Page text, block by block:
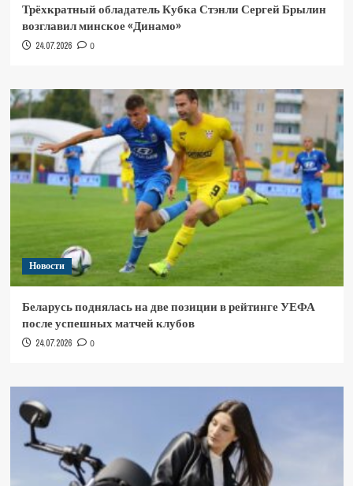
Трёхкратный обладатель Кубка Стэнли Сергей Брылин
возглавил минское «Динамо»
24.07.2026 0
Новости
Беларусь поднялась на две позиции в рейтинге УЕФА
после успешных матчей клубов
24.07.2026 0